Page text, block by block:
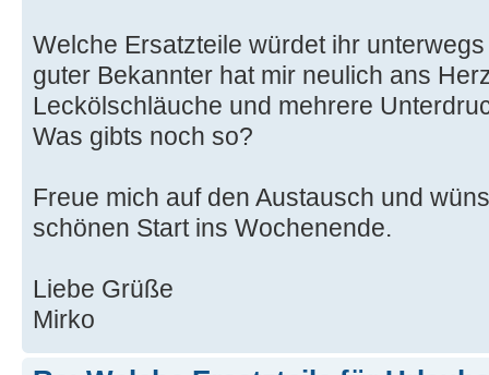
Welche Ersatzteile würdet ihr
guter Bekannter hat mir neulich ans
Leckölschläuche und mehrere
Was gibts noch so?
Freue mich auf den Austausch und
schönen Start ins Wochenende.
Liebe Grüße
Mirko